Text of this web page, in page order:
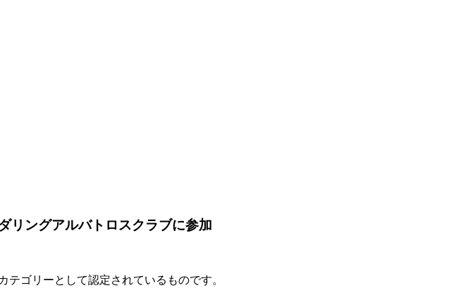
リングアルバトロスクラブに参加
テゴリーとして認定されているものです。